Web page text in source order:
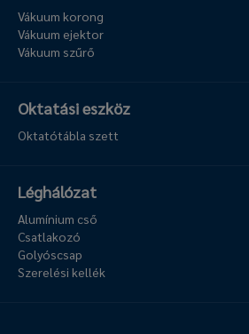
Vákuum korong
Vákuum ejektor
Vákuum szűrő
Oktatási eszköz
Oktatótábla szett
Léghálózat
Alumínium cső
Csatlakozó
Golyóscsap
Szerelési kellék